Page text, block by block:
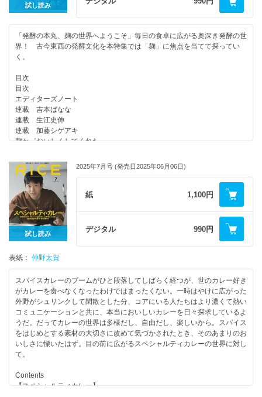
・Melograno
・Trattoria Dai Paesani
・PepeRosso
・OSTERIA SELVAGGINA
・Osteria buono
・byebyeblues TOKYO
・Sala Degustazione
●対話 イタリア料理の真髄はどこにあるのか？
奥野木隆介（da olmo）×古澤一記（OLTREVINO）
●パスタが生まれる場所。アリアナ・オッキピンティを訪ねてシチリア
へ。
●粋なパスタの食べ方を学べる12の映画
【連載】
・EDITOR'S NOTE #46
・吉本ばなな「ごはんの秘密」
・生江史伸「レストランの宇宙」
・加藤シゲアキ「サイドカー賛歌」
・渋谷直角 漫画「たこ RICE」
・岸田繁「その皿はハーモニー」
・山中瑶子「yum yum 味の想い出」
・コムアイ「世界のどこかでいただきます」
・藤田周「現代料理の人類学者のおゆうぎ」
・遠藤京子「電影食堂 ~映画の中の料理考~」
・田中開「焼酎ライナーノーツ」
・千葉雅也「美味礼賛」
・弘中綾香「ごほうび飯に甘やかされたい!」
・蜷川実花「FOODHOLIC」｜松本まりか
・森山未來×竹花いち子「cook me」
・平野紗季子「EDIBLE ACADEMY」
・岸田繁「その皿はハーモニー」
・山中瑶子「yum yum 味の想い出」
・コムアイ「世界のどこかでいただきます」
・藤田「現代料理の人類学者のおゆうぎ」
・遠藤京子「電影食堂 〜映画の中の料理考〜」
・千葉雅也「美味礼賛」
・弘中綾香「ごほうび飯に甘やかされたい！」
・蜷川実花「FOODHOLIC」｜沢尻エリカ
・峯崎ノリテル×竹花いち子「cook me」
・嘉之助蒸溜所
・小牧蒸溜所
●ウイスキーを愛する人の言葉
●常陸野の自然と歴史が育む、ここにしかないウイスキー｜八郷蒸溜所
●目指すのは、魂を揺さぶるウイスキー｜キリン富士御殿場蒸溜所
●明日を迎えるための、音楽とウイスキー｜小川彩佳
●Music for Whisky ウイスキー時間を極上にする、音楽案内
・長谷川直哉（LISTEN）
・栗田泰教（BAR星くず）
・原雅明
・加藤成順（MIZ）
・「アートベッグとへしことレコード」 高橋久美子
・oasis
・梟
・BAR FOUR VALLEY
・Bar Leaf
・Dimples
●角瓶の夜。〜大阪、ウイスキーラプソディ〜
・おくだ
・yacipoci
・北浜ハイボール ハマ
・高橋商店
●時空を超えた、酒に酔う。｜幻の桜
●ウイスキーの揺籠・スコットランド最前線
・かつてのスコッチキャピタルに聳え立つ革新的蒸留所｜The Port of
Leith Distillery
・ウイスキーを愛する兄弟によるウイスキーを愛する人々への答え｜
Dornoch Distillery
・スコッチ文化に揺られて、若者はボトラーズの夢を見る。｜組嶽寛一朗
●「ユネスコ」にも認定される豊かな食文化が根付く待ちへ 〜
TSURUOKA FOOD JOURNEY
【連載】
・EDITOR’S NOTE #44
UMITO FISH GUIDE
理の店 味楽/ すみさわ / 里の宿 / Maille / Cafe&Bar Delight / 小酔理や 懐
新 / うまか亭 酒々 / はなふさ / ら京 / 江戸前 芝浜
●鰻は串で｜鰻 味治
●エキチカより、サカナチカ？ 近くに住みたくなる魚屋。
魚隆 / 魚桂 / sellfish.
●自分でつくる、握り寿司・巻き寿司 週末おうち寿司のすゝめ｜スシーラ
ンス
●秋魚日和｜清藤洸希（枯朽）
●きれいに食べる｜向坂くじら
●魚デスティネーションへ。
魚籠屋 / 日本料理うすだ / もとんとこ / 鮨しゅんじ
●魚を巡る概況
●対談 回転寿司から考える、海と魚のこと。｜生江史伸（レフェルヴェ
ソンス）×石橋匡光（三崎恵水産）
●新しい漁村づくりで人の流れを。 対馬で見据える今後の10年｜銭本慧
●小坂薫平という生き方。
●魚たちが告げる、気候のうつろい。定置網漁師と海を読む。
●里海を取り戻す。海に森を育てるシーベジタブルの挑戦
●湖魚ワンダーランド 琵琶湖の淡水魚文化をめぐる旅
●魚と器。
●魚を纏う。
●パリの小さな魚屋が挑む、氷なき革命｜VIOT
●カルチャーが育つ都市、ベルリンで魚文化を広める男。｜SAKANA
Berlin
●漁業先進国ノルウェーの目指す先
●ノルウェーの海から、 おうちの食卓へ。 | namida
●アメックスのビジネス・カードで広がる食とビジネスの可能性
い12の作品~
試し読み
「発酵の本丸、麹の世界へようこそ」毎日の食卓に広がる奥深き発酵の世
界！ 古今東西の発酵文化を本特集では「麹」に焦点を当てて探ってい
く。
目次
目次
エディターズノート
連載 吉本ばなな
連載 生江史伸
連載 加藤シゲアキ
麹か゛おいしくしてくれた。
麹ってなんた゛? ワタ゛ヨシ
LINNE 今井翔也か゛見据えるサケの未来と現在地
麹と人の営為
FIY-Ferment It Yourself!
麹とひらく調味料フロンティア
麹、どう食べる？
麹はライフハック。
麹て゛醸す、心身と食卓
麹とメンタルヘルス
「発酵ツーリス゛ム東海」リホ゜ート
麹か゛息つ゛くテーフ゛ルへ。
乾杯は麹て゛もっと美味しく。
麹からヘ゜アリンク゛まて゛。
韓国マッコリ・クロニクル
発酵するタイラント゛
“ 古くて新しい” Txispaの麹か゛世界に認められるわけ
世界の麹カルチャーのいま
渋谷直角 漫画「たこ RICE」
おいしい学校 平野紗季子 × 佐々木ひろこ氏
連載 山中瑶子
連載 コムアイ
試し読み
2025年7月号 (発売日2025年06月06日)
紙 1,100円
デジタル 990円
表紙： 仲野太賀
スパイスカレーのブームがひと段落してしばらく経つが、世のカレー好き
がカレーを食べなくなったわけではまったくない。一時はやけに広がった
外野がシュリンクして閑散とした分、コアにいる人たちはより濃くて熱い
コミュニケーションと共に、本当においしいカレーを日々探求しているよ
うだ。だってカレーの世界は多様だし、自由だし、楽しいから。スパイス
をはじめとする素材の大切さに改めて気づかされたとき、そのあまりのお
いしさに慄いたはず。目の前に広がるスペシャルティカレーの世界に対し
て。
Contents
【スペシャルティカレー】